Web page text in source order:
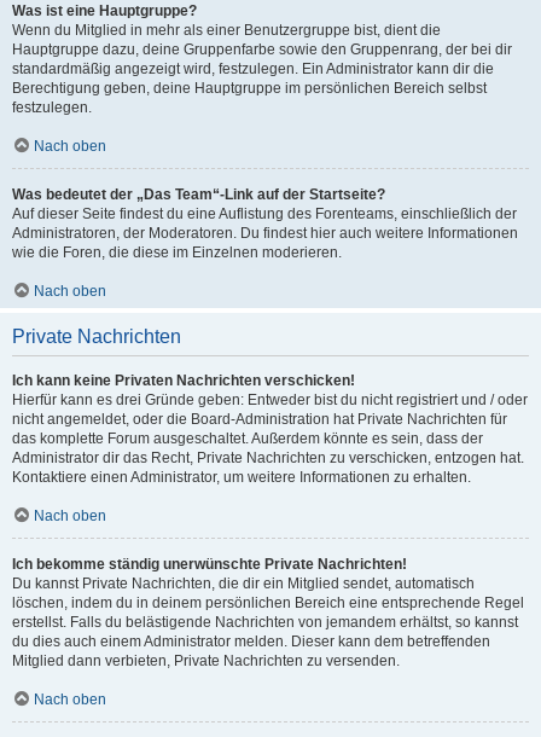
Was ist eine Hauptgruppe?
Wenn du Mitglied in mehr als einer Benutzergruppe bist, dient die
Hauptgruppe dazu, deine Gruppenfarbe sowie den Gruppenrang, der bei dir
standardmäßig angezeigt wird, festzulegen. Ein Administrator kann dir die
Berechtigung geben, deine Hauptgruppe im persönlichen Bereich selbst
festzulegen.
Nach oben
Was bedeutet der „Das Team“-Link auf der Startseite?
Auf dieser Seite findest du eine Auflistung des Forenteams, einschließlich der
Administratoren, der Moderatoren. Du findest hier auch weitere Informationen
wie die Foren, die diese im Einzelnen moderieren.
Nach oben
Private Nachrichten
Ich kann keine Privaten Nachrichten verschicken!
Hierfür kann es drei Gründe geben: Entweder bist du nicht registriert und / oder
nicht angemeldet, oder die Board-Administration hat Private Nachrichten für
das komplette Forum ausgeschaltet. Außerdem könnte es sein, dass der
Administrator dir das Recht, Private Nachrichten zu verschicken, entzogen hat.
Kontaktiere einen Administrator, um weitere Informationen zu erhalten.
Nach oben
Ich bekomme ständig unerwünschte Private Nachrichten!
Du kannst Private Nachrichten, die dir ein Mitglied sendet, automatisch
löschen, indem du in deinem persönlichen Bereich eine entsprechende Regel
erstellst. Falls du belästigende Nachrichten von jemandem erhältst, so kannst
du dies auch einem Administrator melden. Dieser kann dem betreffenden
Mitglied dann verbieten, Private Nachrichten zu versenden.
Nach oben